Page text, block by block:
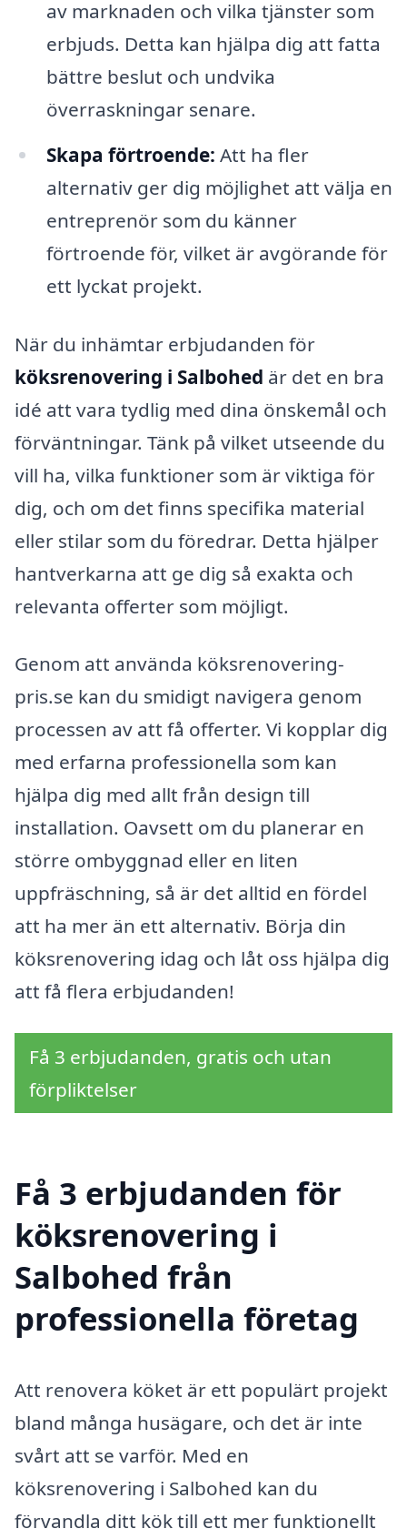
av marknaden och vilka tjänster som
erbjuds. Detta kan hjälpa dig att fatta
bättre beslut och undvika
överraskningar senare.
Skapa förtroende: Att ha fler
alternativ ger dig möjlighet att välja en
entreprenör som du känner
förtroende för, vilket är avgörande för
ett lyckat projekt.
När du inhämtar erbjudanden för
köksrenovering i Salbohed är det en bra
idé att vara tydlig med dina önskemål och
förväntningar. Tänk på vilket utseende du
vill ha, vilka funktioner som är viktiga för
dig, och om det finns specifika material
eller stilar som du föredrar. Detta hjälper
hantverkarna att ge dig så exakta och
relevanta offerter som möjligt.
Genom att använda köksrenovering-
pris.se kan du smidigt navigera genom
processen av att få offerter. Vi kopplar dig
med erfarna professionella som kan
hjälpa dig med allt från design till
installation. Oavsett om du planerar en
större ombyggnad eller en liten
uppfräschning, så är det alltid en fördel
att ha mer än ett alternativ. Börja din
köksrenovering idag och låt oss hjälpa dig
att få flera erbjudanden!
Få 3 erbjudanden, gratis och utan
förpliktelser
Få 3 erbjudanden för
köksrenovering i
Salbohed från
professionella företag
Att renovera köket är ett populärt projekt
bland många husägare, och det är inte
svårt att se varför. Med en
köksrenovering i Salbohed kan du
förvandla ditt kök till ett mer funktionellt